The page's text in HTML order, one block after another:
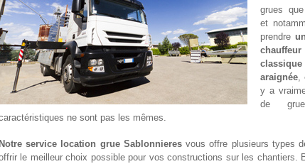
grues
et
prendre
araignée,
y a
de
ne sont pas les mêmes.
Notre service location grue Sablonnieresvous offre plusieurs types
le meilleur choix possible pour vos constructions sur les chantiers.